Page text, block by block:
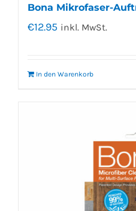
Bona Mikrofaser-
€12.95 inkl. MwSt.
In den Warenkorb